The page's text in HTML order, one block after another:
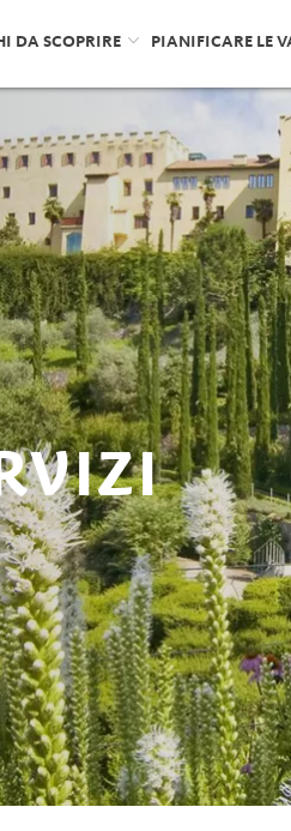
DA SCOPRIRE PIANIFICARE LE